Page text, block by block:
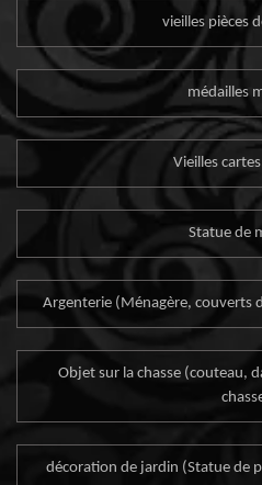
vieilles pièces
médailles
Vieilles
Statue de
Argenterie (Ménagère, couverts
Objet sur la chasse (couteau,
décoration de jardin (Statue de